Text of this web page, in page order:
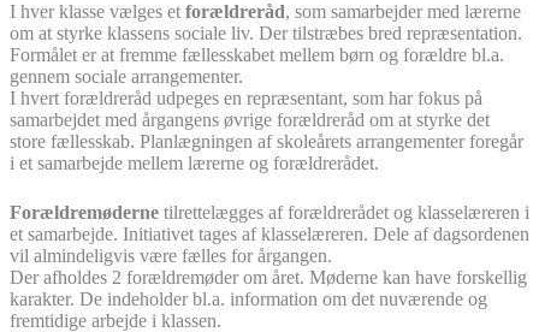
I hver klasse vælges et forældreråd, som samarbejder med lærerne
om at styrke klassens sociale liv. Der tilstræbes bred repræsentation.
Formålet er at fremme fællesskabet mellem børn og forældre bl.a.
gennem sociale arrangementer.
I hvert forældreråd udpeges en repræsentant, som har fokus på
samarbejdet med årgangens øvrige forældreråd om at styrke det
store fællesskab. Planlægningen af skoleårets arrangementer foregår
i et samarbejde mellem lærerne og forældrerådet.
Forældremøderne tilrettelægges af forældrerådet og klasselæreren i
et samarbejde. Initiativet tages af klasselæreren. Dele af dagsordenen
vil almindeligvis være fælles for årgangen.
Der afholdes 2 forældremøder om året. Møderne kan have forskellig
karakter. De indeholder bl.a. information om det nuværende og
fremtidige arbejde i klassen.